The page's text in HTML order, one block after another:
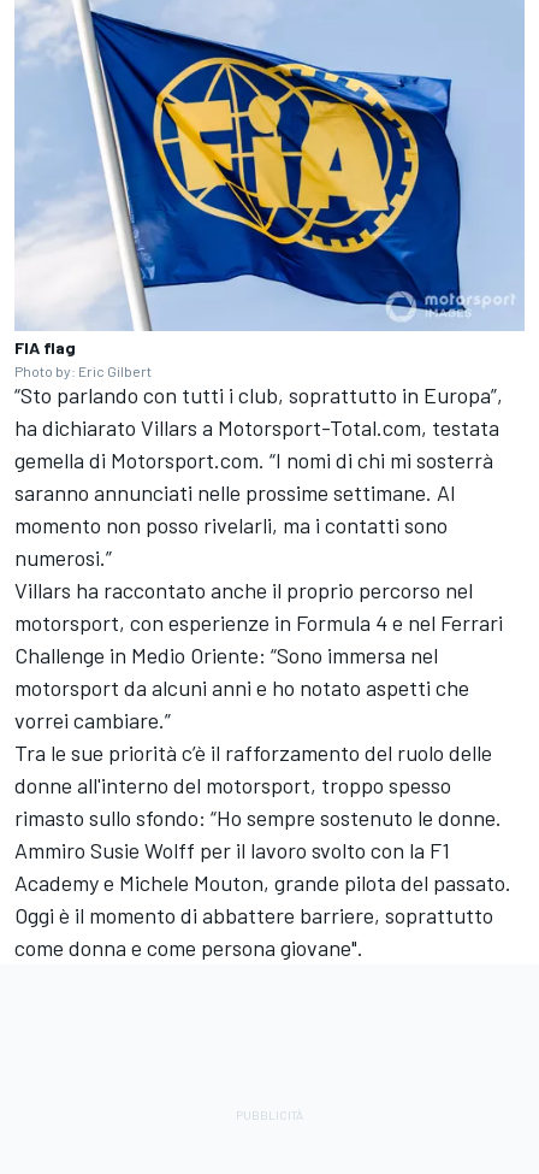
FIA flag
Photo by: Eric Gilbert
“Sto parlando con tutti i club, soprattutto in Europa”,
ha dichiarato Villars a Motorsport-Total.com, testata
gemella di Motorsport.com. “I nomi di chi mi sosterrà
saranno annunciati nelle prossime settimane. Al
momento non posso rivelarli, ma i contatti sono
numerosi.”
Villars ha raccontato anche il proprio percorso nel
motorsport, con esperienze in Formula 4 e nel Ferrari
Challenge in Medio Oriente: “Sono immersa nel
motorsport da alcuni anni e ho notato aspetti che
vorrei cambiare.”
Tra le sue priorità c’è il rafforzamento del ruolo delle
donne all'interno del motorsport, troppo spesso
rimasto sullo sfondo: “Ho sempre sostenuto le donne.
Ammiro Susie Wolff per il lavoro svolto con la F1
Academy e Michele Mouton, grande pilota del passato.
Oggi è il momento di abbattere barriere, soprattutto
come donna e come persona giovane".